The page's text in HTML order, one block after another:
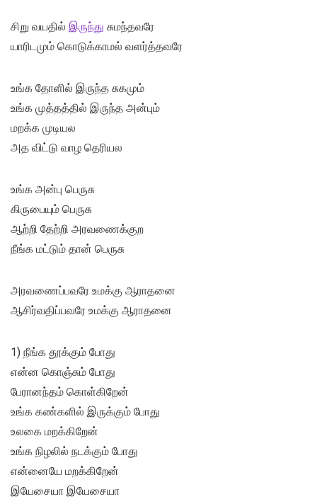
சிறு வயதில் இருந்து சுமந்தவரே
யாரிடமும் கொடுக்காமல் வளர்த்தவரே
உங்க தோளில் இருந்த சுகமும்
உங்க முத்தத்தில் இருந்த அன்பும்
மறக்க முடியல
அத விட்டு வாழ தெரியல
உங்க அன்பு பெருசு
கிருபையும் பெருசு
ஆற்றி தேற்றி அரவணைக்குற
நீங்க மட்டும் தான் பெருசு
அரவணைப்பவரே உமக்கு ஆராதனை
ஆசிர்வதிப்பவரே உமக்கு ஆராதனை
1) நீங்க தூக்கும் போது
என்ன கொஞ்சும் போது
பேரானந்தம் கொள்கிறேன்
உங்க கண்களில் இருக்கும் போது
உலகை மறக்கிறேன்
உங்க நிழலில் நடக்கும் போது
என்னையே மறக்கிறேன்
இயேசையா இயேசையா